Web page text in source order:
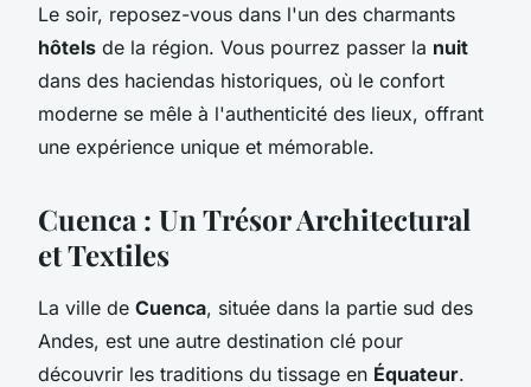
Le soir, reposez-vous dans l'un des charmants
hôtels de la région. Vous pourrez passer la nuit
dans des haciendas historiques, où le confort
moderne se mêle à l'authenticité des lieux, offrant
une expérience unique et mémorable.
Cuenca : Un Trésor Architectural
et Textiles
La ville de Cuenca, située dans la partie sud des
Andes, est une autre destination clé pour
découvrir les traditions du tissage en Équateur.